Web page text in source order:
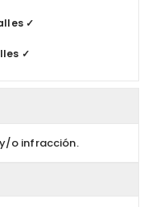
✓
✓
o infracción.